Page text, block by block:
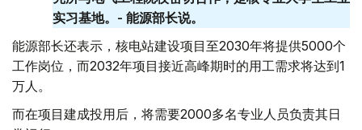
实习基地。- 能源部长说。
能源部长还表示，核电站建设项目至2030年将提供5000个
工作岗位，而2032年项目接近高峰期时的用工需求将达到1
万人。
而在项目建成投用后，将需要2000多名专业人员负责其日